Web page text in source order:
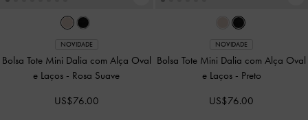
NOVIDADE
Mochila Alva com Matelassê e Bolso
Frontal-Preto
US$96.00
NOVIDADE
Mochila Alva com Matelassê e Bolso
Frontal -Smoky Blue
US$99.00